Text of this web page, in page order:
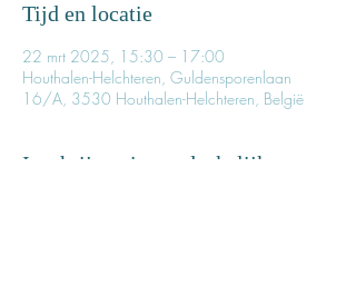
Tijd en locatie
22 mrt 2025, 15:30 – 17:00
Houthalen-Helchteren, Guldensporenlaan
16/A, 3530 Houthalen-Helchteren, België
Inschrijven is noodzakelijk